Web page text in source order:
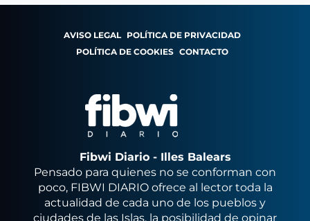
AVISO LEGAL POLÍTICA DE PRIVACIDAD
POLÍTICA DE COOKIES CONTACTO
Fibwi Diario - Illes Balears
Pensado para quienes no se conforman con
poco, FIBWI DIARIO ofrece al lector toda la
actualidad de cada uno de los pueblos y
ciudades de las Islas, la posibilidad de opinar